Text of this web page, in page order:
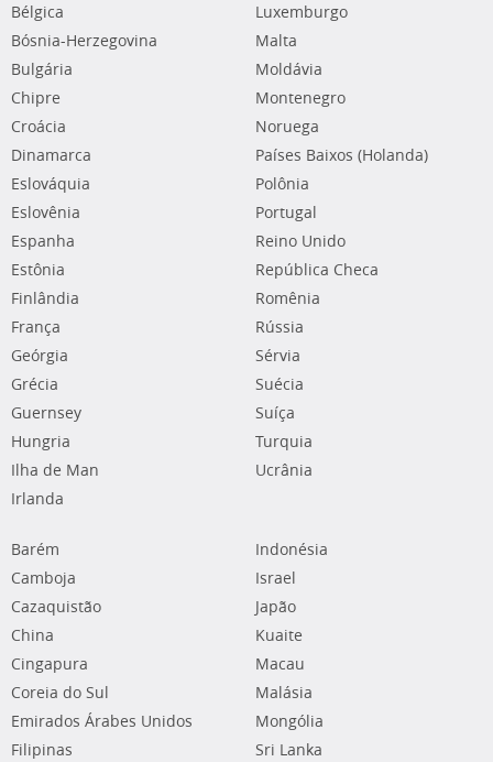
Bélgica
Bósnia-Herzegovina
Bulgária
Chipre
Croácia
Dinamarca
Eslováquia
Eslovênia
Espanha
Estônia
Finlândia
França
Geórgia
Grécia
Guernsey
Hungria
Ilha de Man
Irlanda
Luxemburgo
Malta
Moldávia
Montenegro
Noruega
Países Baixos (Holanda)
Polônia
Portugal
Reino Unido
República Checa
Romênia
Rússia
Sérvia
Suécia
Suíça
Turquia
Ucrânia
Barém
Camboja
Cazaquistão
China
Cingapura
Coreia do Sul
Emirados Árabes Unidos
Filipinas
Indonésia
Israel
Japão
Kuaite
Macau
Malásia
Mongólia
Sri Lanka